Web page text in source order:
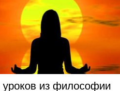
уроков из философии